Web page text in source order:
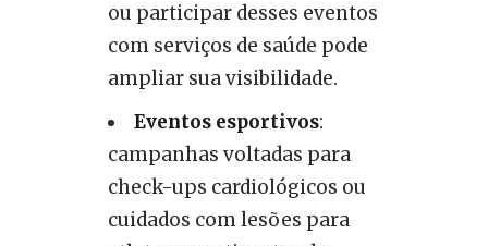
ou participar desses eventos
com serviços de saúde pode
ampliar sua visibilidade.
Eventos esportivos:
campanhas voltadas para
check-ups cardiológicos ou
cuidados com lesões para